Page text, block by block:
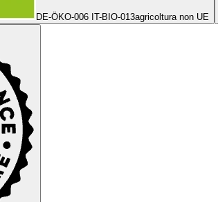
DE-ÖKO-006 IT-BIO-013agricoltura non UE